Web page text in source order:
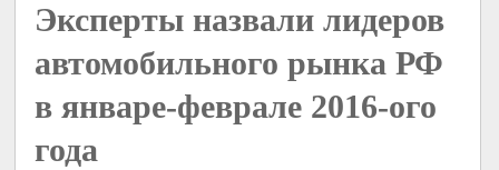
Эксперты назвали лидеров
автомобильного рынка РФ
в январе-феврале 2016-ого
года